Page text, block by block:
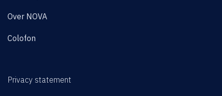
Over NOVA
Colofon
Privacy statement